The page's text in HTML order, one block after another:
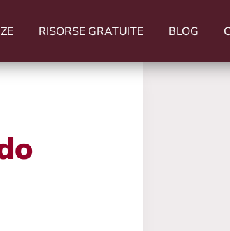
RISORSE GRATUITE BLOG